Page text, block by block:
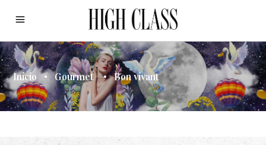
Inicio • Gourmet • Bon vivant